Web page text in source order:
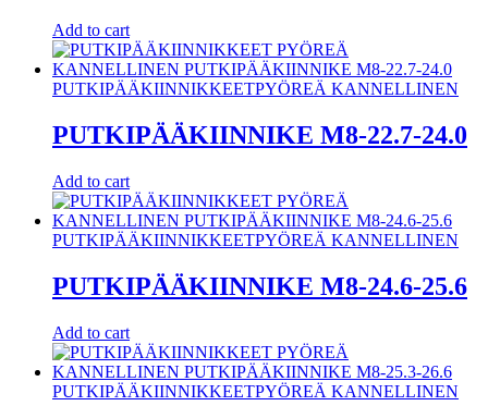
Add to cart
PUTKIPÄÄKIINNIKKEETPYÖREÄ KANNELLINEN
PUTKIPÄÄKIINNIKE M8-22.7-24.0
Add to cart
PUTKIPÄÄKIINNIKKEETPYÖREÄ KANNELLINEN
PUTKIPÄÄKIINNIKE M8-24.6-25.6
Add to cart
PUTKIPÄÄKIINNIKKEETPYÖREÄ KANNELLINEN